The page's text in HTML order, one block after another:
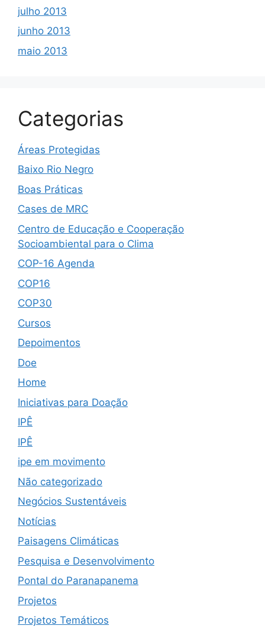
julho 2013
junho 2013
maio 2013
Categorias
Áreas Protegidas
Baixo Rio Negro
Boas Práticas
Cases de MRC
Centro de Educação e Cooperação
Socioambiental para o Clima
COP-16 Agenda
COP16
COP30
Cursos
Depoimentos
Doe
Home
Iniciativas para Doação
IPÊ
IPÊ
ipe em movimento
Não categorizado
Negócios Sustentáveis
Notícias
Paisagens Climáticas
Pesquisa e Desenvolvimento
Pontal do Paranapanema
Projetos
Projetos Temáticos